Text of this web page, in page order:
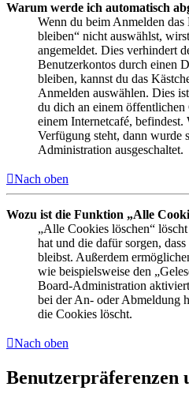
Warum werde ich automatisch
Wenn du beim Anmelden
bleiben“ nicht auswählst,
angemeldet. Dies verhindert
Benutzerkontos durch einen
bleiben, kannst du das
Anmelden auswählen. Dies
du dich an einem
einem Internetcafé,
Verfügung steht, dann wurde
Administration ausgeschaltet.
Nach oben
Wozu ist die Funktion „Alle
„Alle Cookies löschen“
hat und die dafür sorgen,
bleibst. Außerdem
wie beispielsweise den
Board-Administration
bei der An- oder Abmeldung
die Cookies löscht.
Nach oben
Benutzerpräferenzen